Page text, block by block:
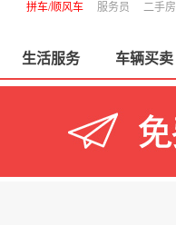
拼车/顺风车 服务员 二手房
生活服务 车辆买卖